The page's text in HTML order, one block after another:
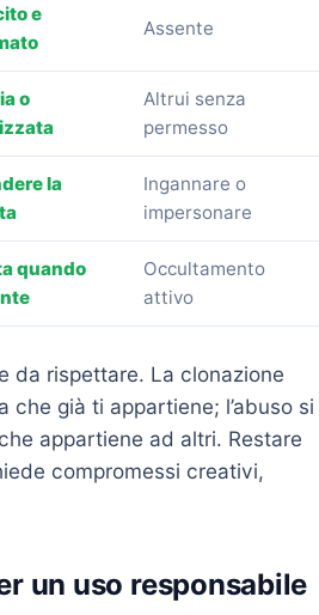
e
Assente
o
Altrui senza
permesso
la
Ingannare o
impersonare
quando
Occultamento
attivo
da rispettare. La clonazione
che già ti appartiene; l’abuso si
appartiene ad altri. Restare
compromessi creativi,
un uso responsabile